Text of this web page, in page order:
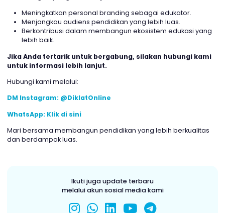
Keuntungan yang Anda dapatkan:
Meningkatkan personal branding sebagai edukator.
Berkontribusi dalam membangun ekosistem edukasi
lebih baik.
untuk informasi lebih lanjut.
Hubungi kami melalui:
DM Instagram: @DiklatOnline
dan berdampak luas.